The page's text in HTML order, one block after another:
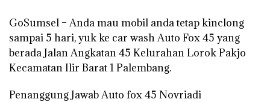
GoSumsel –Anda mau mobil anda tetap kinclong
sampai 5 hari, yuk ke car wash Auto Fox 45 yang
berada Jalan Angkatan 45 Kelurahan Lorok Pakjo
Kecamatan Ilir Barat 1 Palembang.
Penanggung Jawab Auto fox 45 Novriadi